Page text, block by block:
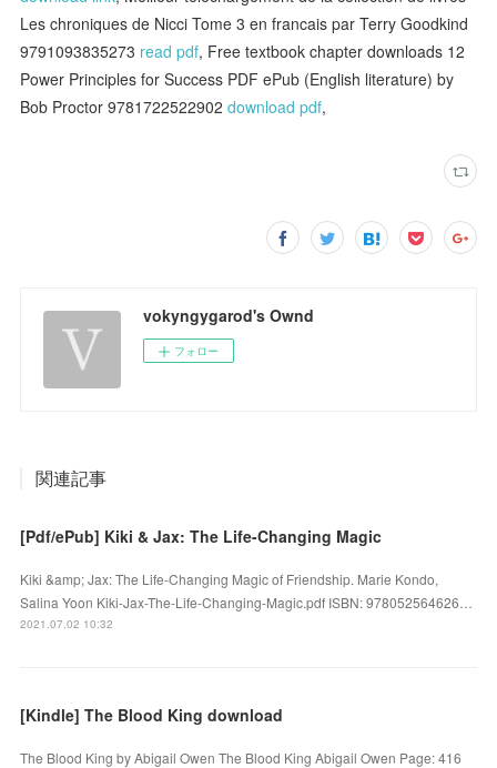
Les chroniques de Nicci Tome 3 en francais par Terry Goodkind
9791093835273 read pdf, Free textbook chapter downloads 12
Power Principles for Success PDF ePub (English literature) by
Bob Proctor 9781722522902download pdf,
vokyngygarod's Ownd
フォロー
関連記事
[Pdf/ePub] Kiki & Jax: The Life-Changing Magic
Kiki &amp; Jax: The Life-Changing Magic of Friendship. Marie Kondo,
Salina Yoon Kiki-Jax-The-Life-Changing-Magic.pdf ISBN: 978052564626…
2021.07.02 10:32
[Kindle] The Blood King download
The Blood King by Abigail Owen The Blood King Abigail Owen Page: 416